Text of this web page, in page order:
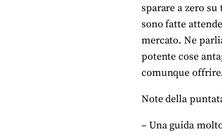
sparare a zero
sono fatte
mercato. Ne
potente cose
comunque
Note della
– Una guida